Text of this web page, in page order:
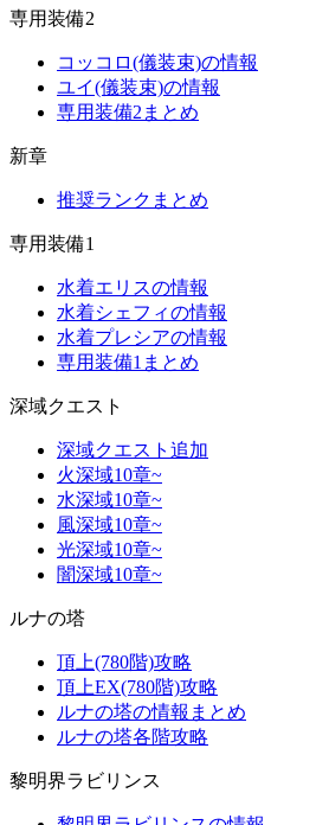
専用装備2
コッコロ(儀装束)の情報
ユイ(儀装束)の情報
専用装備2まとめ
新章
推奨ランクまとめ
専用装備1
水着エリスの情報
水着シェフィの情報
水着プレシアの情報
専用装備1まとめ
深域クエスト
深域クエスト追加
火深域10章~
水深域10章~
風深域10章~
光深域10章~
闇深域10章~
ルナの塔
頂上(780階)攻略
頂上EX(780階)攻略
ルナの塔の情報まとめ
ルナの塔各階攻略
黎明界ラビリンス